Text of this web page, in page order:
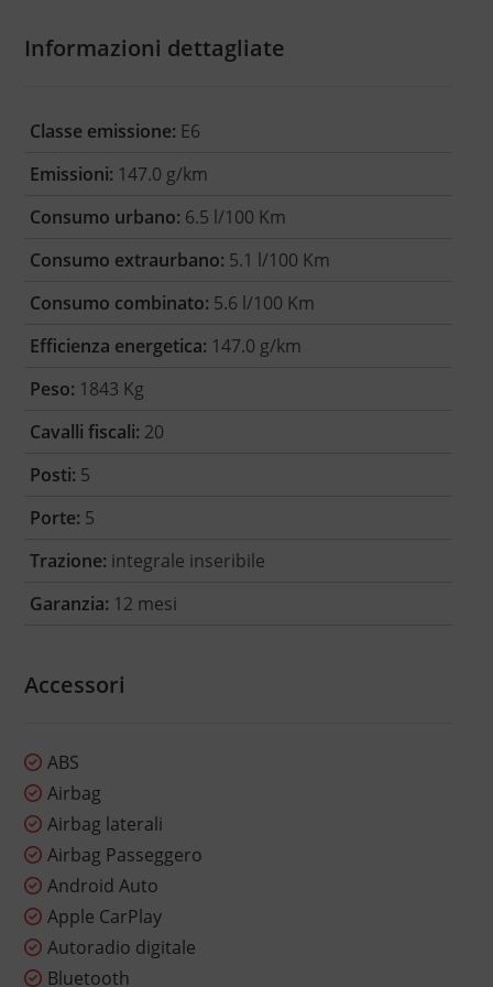
Informazioni dettagliate
Classe emissione: E6
Emissioni: 147.0 g/km
Consumo urbano: 6.5 l/100 Km
Consumo extraurbano: 5.1 l/100 Km
Consumo combinato: 5.6 l/100 Km
Efficienza energetica: 147.0 g/km
Peso: 1843 Kg
Cavalli fiscali: 20
Posti: 5
Porte: 5
Trazione: integrale inseribile
Garanzia: 12 mesi
Accessori
ABS
Airbag
Airbag laterali
Airbag Passeggero
Android Auto
Apple CarPlay
Autoradio digitale
Bluetooth